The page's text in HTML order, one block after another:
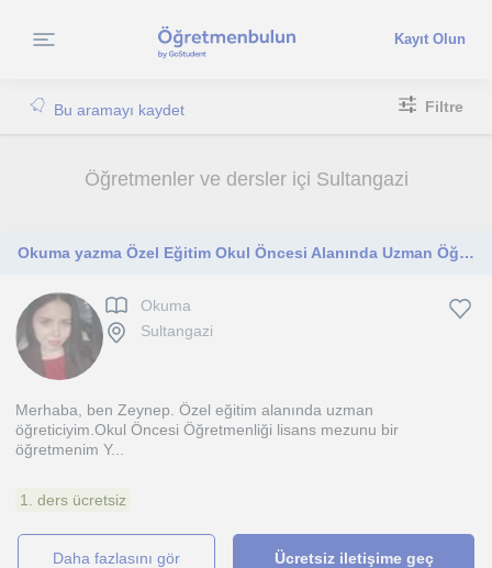
Kayıt Olun
Bu aramayı kaydet Filtre
Öğretmenler ve dersler içi Sultangazi
Okuma yazma Özel Eğitim Okul Öncesi Alanında Uzman Öğreticiden Özel Ders
Okuma
Sultangazi
Merhaba, ben Zeynep. Özel eğitim alanında uzman
öğreticiyim.Okul Öncesi Öğretmenliği lisans mezunu bir
öğretmenim Y...
1. ders ücretsiz
daha fazlasını gör Ücretsiz iletişime geç